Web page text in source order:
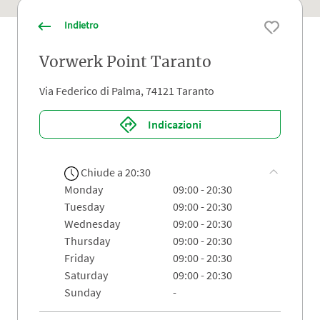
Indietro
Vorwerk Point Taranto
Via Federico di Palma, 74121 Taranto
Indicazioni
Chiude a 20:30
monday
09:00 - 20:30
tuesday
09:00 - 20:30
wednesday
09:00 - 20:30
thursday
09:00 - 20:30
friday
09:00 - 20:30
saturday
09:00 - 20:30
sunday
-